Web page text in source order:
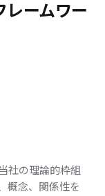
レームワー
社の理論的枠組
概念、関係性を